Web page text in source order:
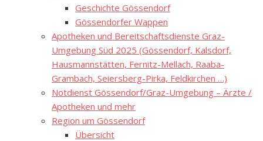
Geschichte Gössendorf
Gössendorfer Wappen
Apotheken und Bereitschaftsdienste Graz-
Umgebung Süd 2025 (Gössendorf, Kalsdorf,
Hausmannstätten, Fernitz-Mellach, Raaba-
Grambach, Seiersberg-Pirka, Feldkirchen …)
Notdienst Gössendorf/Graz-Umgebung – Ärzte /
Apotheken und mehr
Region um Gössendorf
Übersicht